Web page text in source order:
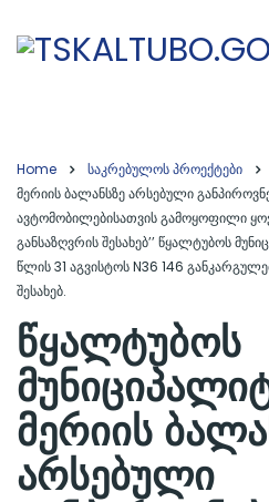
Home საკრებულოს პროექტები
მერიის ბალანსზე არსებული
ავტომობილებისათვის გამოყოფილი
განსაზღვრის შესახებ’’ წყალტუბოს
წლის 31 აგვისტოს N36 146
შესახებ.
წყალტუბოს
მერიის
არსებული